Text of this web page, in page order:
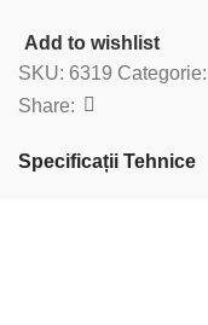
Add to wishlist
SKU: 6319 Categorie:
Share:
Specificații Tehnice